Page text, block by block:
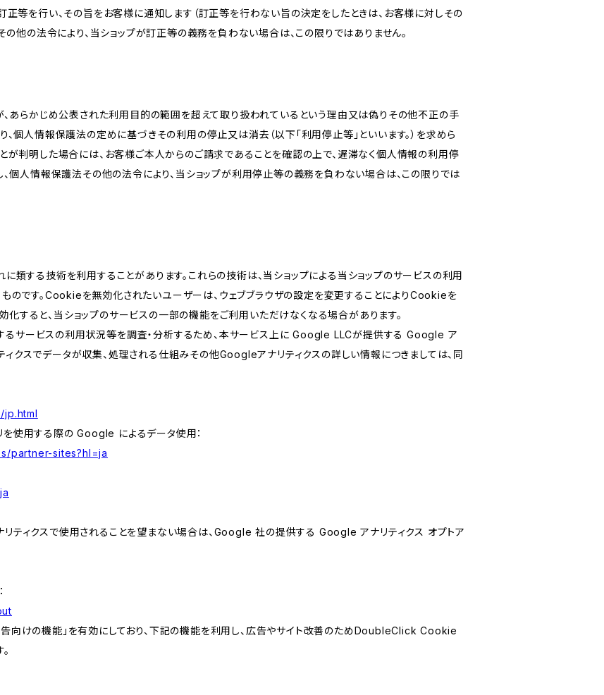
正等を行い、その旨をお客様に通知します（訂正等を行わない旨の決定をしたときは、お客様に対しその
の他の法令により、当ショップが訂正等の義務を負わない場合は、この限りではありません。
、あらかじめ公表された利用目的の範囲を超えて取り扱われているという理由又は偽りその他不正の手
個人情報保護法の定めに基づきその利用の停止又は消去（以下「利用停止等」といいます。）を求めら
が判明した場合には、お客様ご本人からのご請求であることを確認の上で、遅滞なく個人情報の利用停
、個人情報保護法その他の法令により、当ショップが利用停止等の義務を負わない場合は、この限りでは
に類する技術を利用することがあります。これらの技術は、当ショップによる当ショップのサービスの利用
のです。Cookieを無効化されたいユーザーは、ウェブブラウザの設定を変更することによりCookieを
化すると、当ショップのサービスの一部の機能をご利用いただけなくなる場合があります。
するサービスの利用状況等を調査・分析するため、本サービス上に Google LLCが提供する Google ア
ィクスでデータが収集、処理される仕組みその他Googleアナリティクスの詳しい情報につきましては、同
使用する際の Google によるデータ使用：
partner-sites?hl=ja
ティクスで使用されることを望まない場合は、Google 社の提供する Google アナリティクス オプトア
向けの機能」を有効にしており、下記の機能を利用し、広告やサイト改善のためDoubleClick Cookie